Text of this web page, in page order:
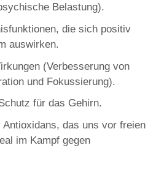
Belastung).
die sich positiv
auswirken.
(Verbesserung von
und Fokussierung).
für das Gehirn.
das uns vor freien
im Kampf gegen